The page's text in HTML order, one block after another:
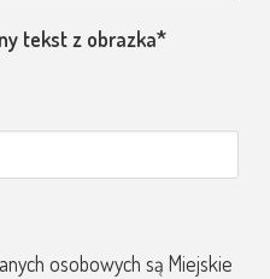
tekst z obrazka
osobowych są Miejskie